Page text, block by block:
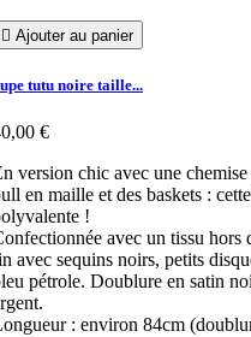
 Ajouter au panier
tutu noire taille...
€
version chic avec une
en maille et des baskets :
!
avec un tissu hors
avec sequins noirs, petits
pétrole. Doublure en satin
: environ 84cm